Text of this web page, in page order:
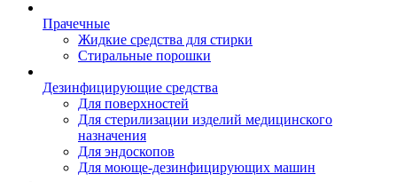
Прачечные
Жидкие средства для стирки
Стиральные порошки
Дезинфицирующие средства
Для поверхностей
Для стерилизации изделий медицинского
назначения
Для эндоскопов
Для моюще-дезинфицирующих машин